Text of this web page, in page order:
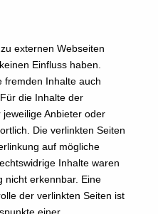
externen Webseiten
Einfluss haben.
fremden Inhalte auch
die Inhalte der
Anbieter oder
Die verlinkten Seiten
auf mögliche
Inhalte waren
nicht erkennbar. Eine
der verlinkten Seiten ist